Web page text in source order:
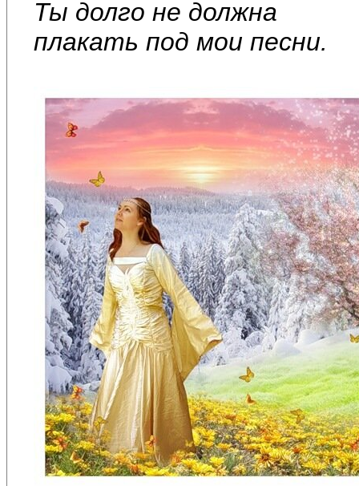
Ты долго не должна
плакать под мои песни.